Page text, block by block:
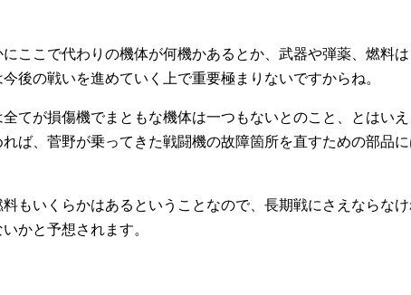
にここで代わりの機体が何機かあるとか、武器や弾薬、燃料
後の戦いを進めていく上で重要極まりないですからね。
全てが損傷機でまともな機体は一つもないとのこと、とはい
ば、菅野が乗ってきた戦闘機の故障箇所を直すための部品
もいくらかはあるということなので、長期戦にさえならな
かと予想されます。